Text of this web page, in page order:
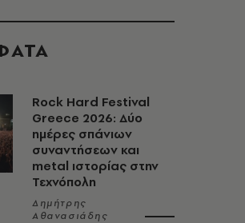
Rock Hard Festival
Greece 2026: Δύο
ημέρες σπάνιων
συναντήσεων και
metal ιστορίας στην
Τεχνόπολη
Δημήτρης
Αθανασιάδης